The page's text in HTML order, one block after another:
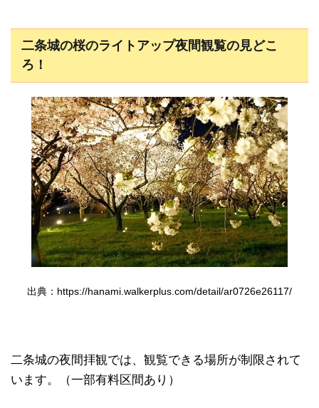
二条城の桜のライトアップ夜間観覧の見どこ
ろ！
出典：https://hanami.walkerplus.com/detail/ar0726e26117/
二条城の夜間拝観では、観覧できる場所が制限されて
います。（一部有料区間あり）